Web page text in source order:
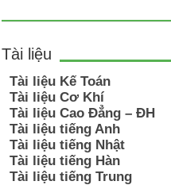
Tài liệu
Tài liệu Kế Toán
Tài liệu Cơ Khí
Tài liệu Cao Đẳng – ĐH
Tài liệu tiếng Anh
Tài liệu tiếng Nhật
Tài liệu tiếng Hàn
Tài liệu tiếng Trung